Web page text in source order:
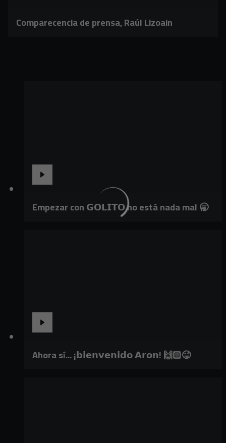
Comparecencia de prensa, Raúl Lizoain
Empezar con 𝗚𝗢𝗟𝗜𝗧𝗢 no está nada mal 🥱
Ahora sí... ¡𝗯𝗶𝗲𝗻𝘃𝗲𝗻𝗶𝗱𝗼 𝗔𝗿𝗼𝗻! 🙌🏻😜